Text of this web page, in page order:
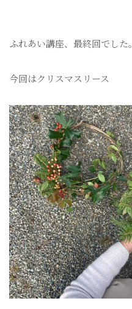
ふれあい講座、最終回でした。
今回はクリスマスリース